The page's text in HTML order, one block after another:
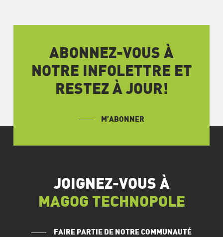
ABONNEZ-VOUS À
NOTRE INFOLETTRE ET
RESTEZ À JOUR!
M’ABONNER
JOIGNEZ-VOUS À
MAGOG TECHNOPOLE
FAIRE PARTIE DE NOTRE COMMUNAUTÉ